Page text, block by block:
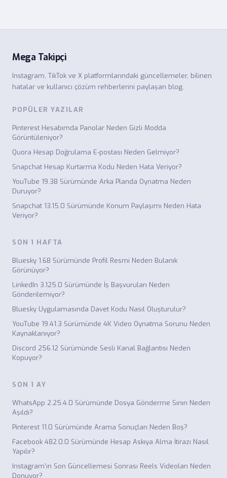
Mega Takipçi
Instagram, TikTok ve X platformlarındaki güncellemeler, bilinen
hatalar ve kullanıcı çözüm rehberlerini paylaşan blog.
POPÜLER YAZILAR
Pinterest Hesabımda Panolar Neden Gizli Modda
Görüntüleniyor?
Quora Hesap Doğrulama E-postası Neden Gelmiyor?
Snapchat Hesap Kurtarma Kodu Neden Hata Veriyor?
YouTube 19.38 Sürümünde Arka Planda Oynatma Neden
Duruyor?
Snapchat 13.15.0 Sürümünde Konum Paylaşımı Neden Hata
Veriyor?
SON 1 HAFTA
Bluesky 1.68 Sürümünde Profil Resmi Neden Bulanık
Görünüyor?
LinkedIn 3.125.0 Sürümünde İş Başvuruları Neden
Gönderilemiyor?
Bluesky Uygulamasında Davet Kodu Nasıl Oluşturulur?
YouTube 19.41.3 Sürümünde 4K Video Oynatma Sorunu Neden
Kaynaklanıyor?
Discord 256.12 Sürümünde Sesli Kanal Bağlantısı Neden
Kopuyor?
SON 1 AY
WhatsApp 2.25.4.0 Sürümünde Dosya Gönderme Sınırı Neden
Aşıldı?
Pinterest 11.0 Sürümünde Arama Sonuçları Neden Boş?
Facebook 482.0.0 Sürümünde Hesap Askıya Alma İtirazı Nasıl
Yapılır?
Instagram'ın Son Güncellemesi Sonrası Reels Videoları Neden
Donuyor?